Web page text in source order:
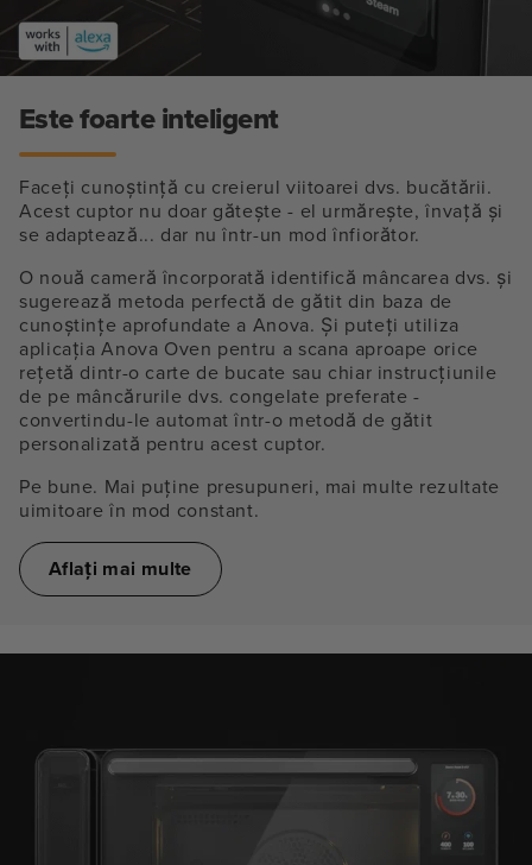
Este foarte inteligent
Faceți cunoștință cu creierul viitoarei dvs. bucătării.
Acest cuptor nu doar gătește - el urmărește, învață și
se adaptează... dar nu într-un mod înfiorător.
O nouă cameră încorporată identifică mâncarea dvs. și
sugerează metoda perfectă de gătit din baza de
cunoștințe aprofundate a Anova. Și puteți utiliza
aplicația Anova Oven pentru a scana aproape orice
rețetă dintr-o carte de bucate sau chiar instrucțiunile
de pe mâncărurile dvs. congelate preferate -
convertindu-le automat într-o metodă de gătit
personalizată pentru acest cuptor.
Pe bune. Mai puține presupuneri, mai multe rezultate
uimitoare în mod constant.
Aflați mai multe